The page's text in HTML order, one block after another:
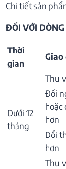
Chi tiết sản
ĐỐI VỚI
Thời
gian
Giao
Dưới 12
tháng
Thu
Đổi
hoặc
hơn
Đổi
hơn
Thu